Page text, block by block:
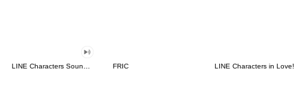
FRIC LINE Characters in Love!